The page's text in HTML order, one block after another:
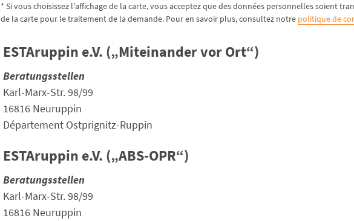
* Si vous choisissez l'affichage de la carte, vous acceptez que des données personnelles soient
de la carte pour le traitement de la demande. Pour en savoir plus, consultez notre politique de
ESTAruppin e.V. („Miteinander vor Ort“)
Beratungsstellen
Karl-Marx-Str. 98/99
16816 Neuruppin
Département Ostprignitz-Ruppin
ESTAruppin e.V. („ABS-OPR“)
Beratungsstellen
Karl-Marx-Str. 98/99
16816 Neuruppin